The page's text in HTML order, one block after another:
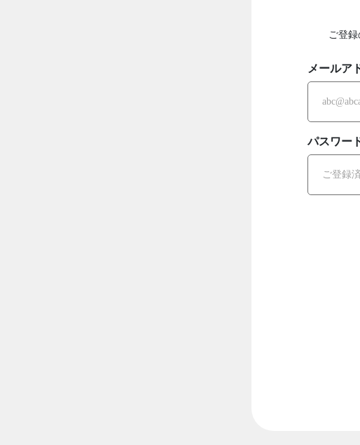
ご登
メールア
パスワー